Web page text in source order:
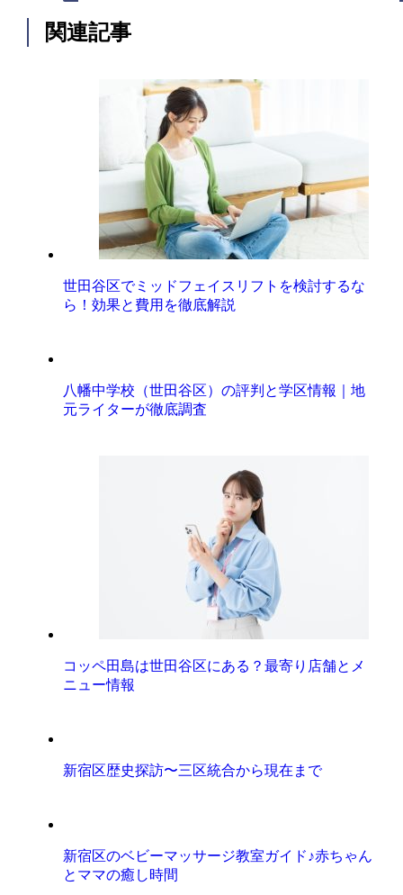
関連記事
世田谷区でミッドフェイスリフトを検討するな
ら！効果と費用を徹底解説
八幡中学校（世田谷区）の評判と学区情報｜地
元ライターが徹底調査
コッペ田島は世田谷区にある？最寄り店舗とメ
ニュー情報
新宿区歴史探訪〜三区統合から現在まで
新宿区のベビーマッサージ教室ガイド♪赤ちゃん
とママの癒し時間